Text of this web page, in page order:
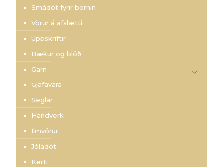
Smádót fyrir börnin
Vörur á afslætti
Uppskriftir
Bækur og blöð
Garn
Gjafavara
Seglar
Handverk
Ilmvörur
Jóladót
Kerti